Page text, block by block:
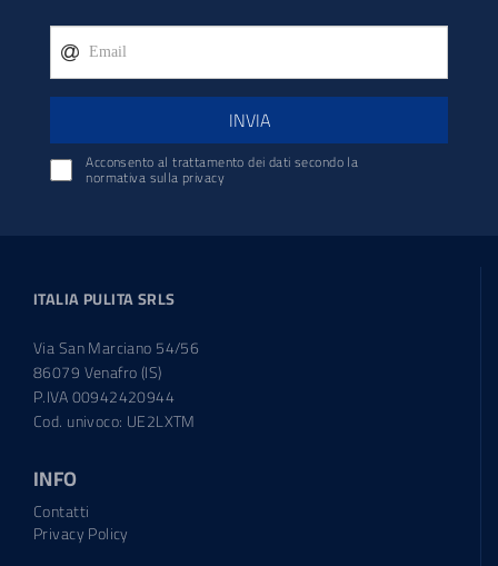
INVIA
Acconsento al trattamento dei dati secondo la
normativa sulla privacy
ITALIA PULITA SRLS
Via San Marciano 54/56
86079 Venafro (IS)
P.IVA 00942420944
Cod. univoco: UE2LXTM
INFO
Contatti
Privacy Policy